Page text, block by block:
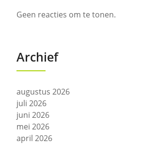
Geen reacties om te tonen.
Archief
augustus 2026
juli 2026
juni 2026
mei 2026
april 2026